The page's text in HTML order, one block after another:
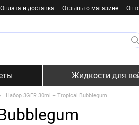
Оплата и доставка Отзывы о магазине
Жидкости для
Набор 3GER 30ml – Tropical Bubblegum